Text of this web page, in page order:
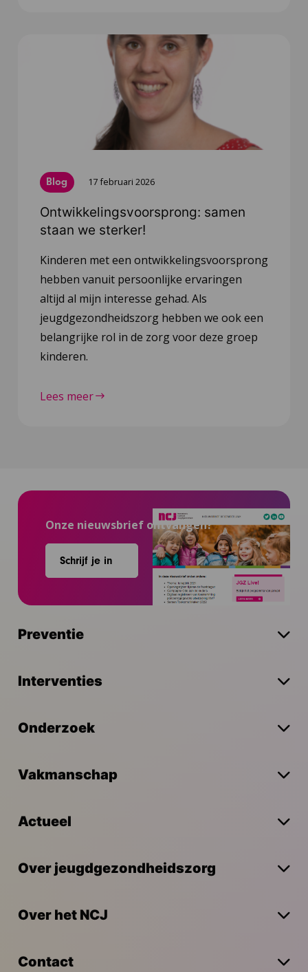
Blog 17 februari 2026
Ontwikkelingsvoorsprong: samen
staan we sterker!
Kinderen met een ontwikkelingsvoorsprong
hebben vanuit persoonlijke ervaringen
altijd al mijn interesse gehad. Als
jeugdgezondheidszorg hebben we ook een
belangrijke rol in de zorg voor deze groep
kinderen.
Lees meer
Onze nieuwsbrief ontvangen?
Schrijf je in
Preventie
Interventies
Onderzoek
Vakmanschap
Actueel
Over jeugdgezondheidszorg
Over het NCJ
Contact